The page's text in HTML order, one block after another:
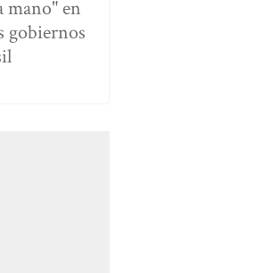
mano" en
gobiernos